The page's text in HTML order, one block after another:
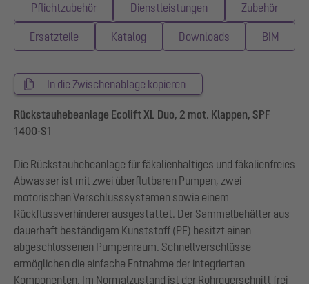
Pflichtzubehör Dienstleistungen Zubehör
Ersatzteile Katalog Downloads BIM
In die Zwischenablage kopieren
Rückstauhebeanlage Ecolift XL Duo, 2 mot. Klappen, SPF
1400-S1
Die Rückstauhebeanlage für fäkalienhaltiges und fäkalienfreies
Abwasser ist mit zwei überflutbaren Pumpen, zwei
motorischen Verschlusssystemen sowie einem
Rückflussverhinderer ausgestattet. Der Sammelbehälter aus
dauerhaft beständigem Kunststoff (PE) besitzt einen
abgeschlossenen Pumpenraum. Schnellverschlüsse
ermöglichen die einfache Entnahme der integrierten
Komponenten. Im Normalzustand ist der Rohrquerschnitt frei